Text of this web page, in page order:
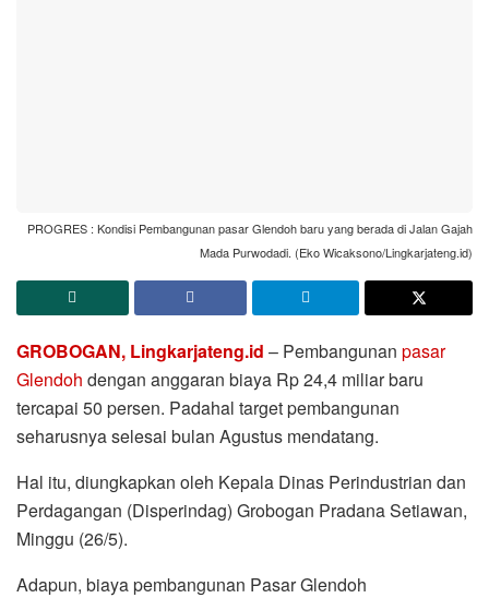
PROGRES : Kondisi Pembangunan pasar Glendoh baru yang berada di Jalan Gajah
Mada Purwodadi. (Eko Wicaksono/Lingkarjateng.id)
GROBOGAN, Lingkarjateng.id – Pembangunan pasar
Glendoh dengan anggaran biaya Rp 24,4 miliar baru
tercapai 50 persen. Padahal target pembangunan
seharusnya selesai bulan Agustus mendatang.
Hal itu, diungkapkan oleh Kepala Dinas Perindustrian dan
Perdagangan (Disperindag) Grobogan Pradana Setiawan,
Minggu (26/5).
Adapun, biaya pembangunan Pasar Glendoh